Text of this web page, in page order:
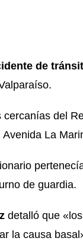
de
del
La
de guardia.
detalló que
la causa